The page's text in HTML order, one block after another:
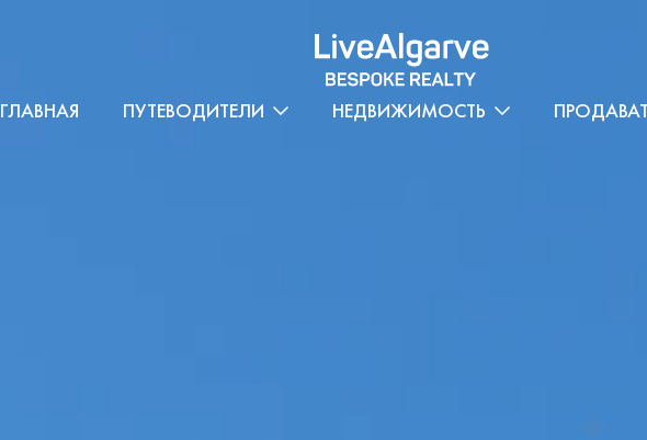
ГЛАВНАЯ ПУТЕВОДИТЕЛИ НЕДВИЖИМОСТЬ